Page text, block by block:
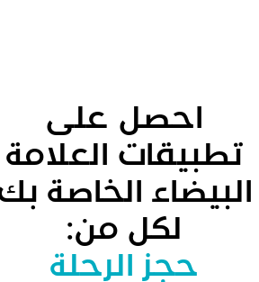
احصل على
تطبيقات العلامة
البيضاء الخاصة بك
لكل من:
خدمة سيارات
الأجرة
طلب سيارة
حجز الرحلة